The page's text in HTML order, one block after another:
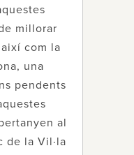
millorar
així com la
una
pendents
al
de la Vil·la